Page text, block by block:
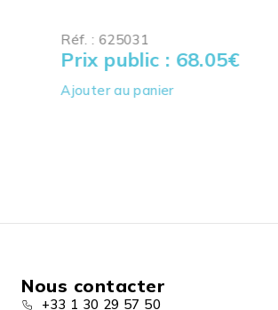
Réf. : 625031
Prix public : 68.05€
Ajouter au panier
Nous contacter
+33 1 30 29 57 50